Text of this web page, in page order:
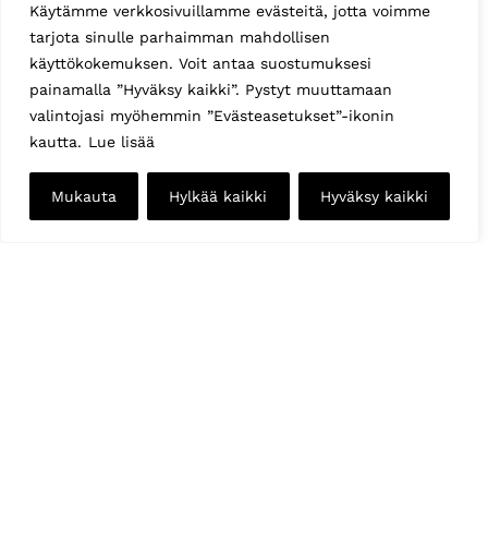
Käytämme verkkosivuillamme evästeitä, jotta voimme
tarjota sinulle parhaimman mahdollisen
käyttökokemuksen. Voit antaa suostumuksesi
painamalla ”Hyväksy kaikki”. Pystyt muuttamaan
valintojasi myöhemmin ”Evästeasetukset”-ikonin
kautta. Lue lisää
Mukauta Hylkää kaikki Hyväksy kaikki